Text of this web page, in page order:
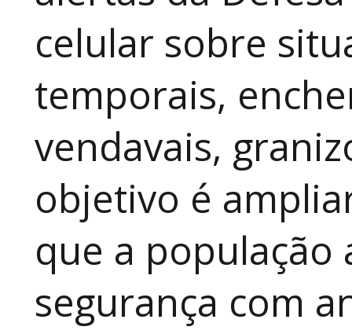
celular sobre
temporais,
vendavais,
objetivo é
que a população
segurança com